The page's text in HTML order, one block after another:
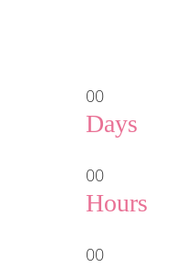
00
Days
00
Hours
00